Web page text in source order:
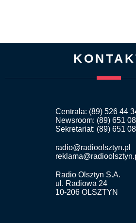
Centrala: (89) 526 44
Newsroom: (89) 651
Sekretariat: (89) 651
radio@radioolsztyn.pl
Radio Olsztyn S.A.
ul. Radiowa 24
10-206 OLSZTYN